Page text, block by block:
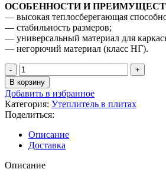
ОСОБЕННОСТИ И
— высокая теплосберегающая
— стабильность размеров;
— универсальный материал для
— негорючий материал (класс НГ).
Количество
товара
ТЕХНОЛАЙТ
ЭКСТРА
1200х600х100
мм,
4,32м2
В корзину
Добавить в избранное
Категория: Утеплитель в плитах
Поделиться:
Описание
Доставка
Описание